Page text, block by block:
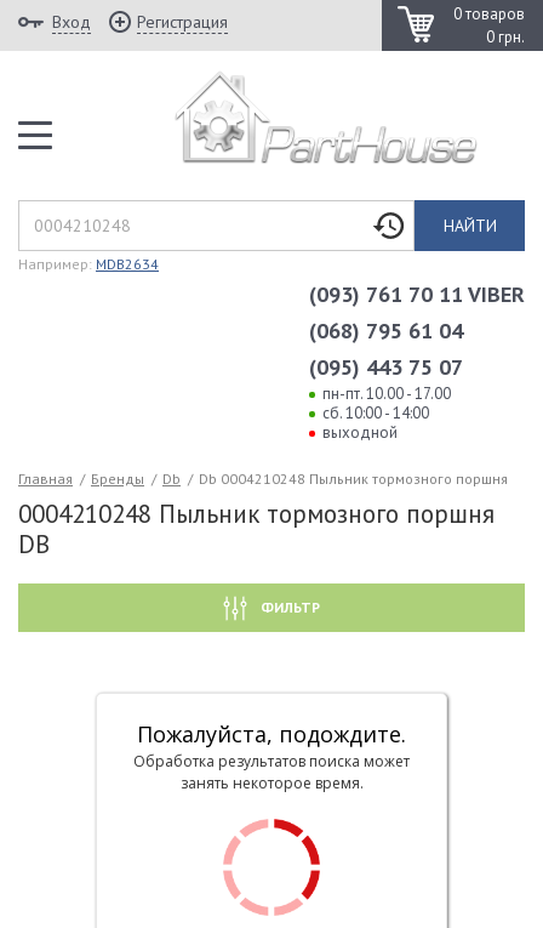
0 товаров
0 грн.
Вход Регистрация
НАЙТИ
Например: MDB2634
(093) 761 70 11 VIBER
(068) 795 61 04
(095) 443 75 07
пн-пт. 10.00 - 17.00
сб. 10:00 - 14:00
выходной
Главная / Бренды / Db / Db 0004210248 Пыльник тормозного поршня
0004210248 Пыльник тормозного поршня
DB
ФИЛЬТР
Пожалуйста, подождите.
Обработка результатов поиска может
занять некоторое время.